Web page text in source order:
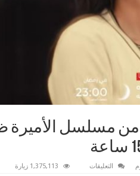
من مسلسل
التعليقات 1,375,113 زيارة